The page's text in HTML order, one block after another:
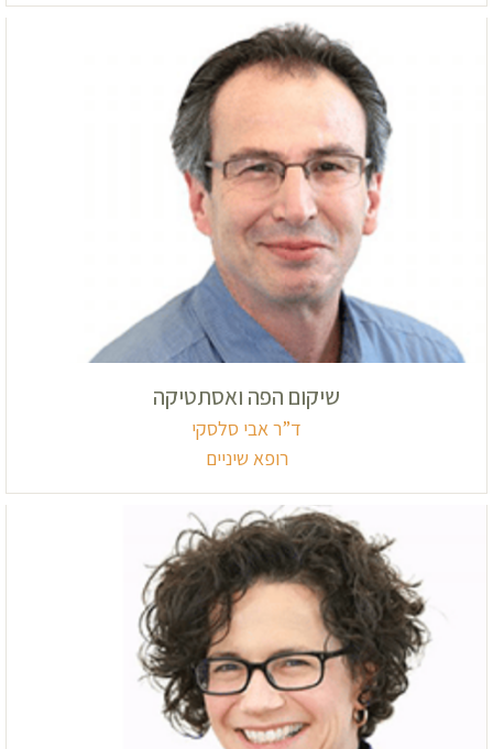
שיקום הפה ואסתטיקה
ד”ר אבי סלסקי
רופא שיניים